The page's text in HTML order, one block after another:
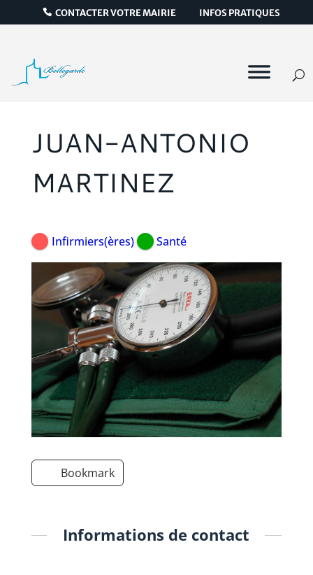
CONTACTER VOTRE MAIRIE INFOS PRATIQUES
JUAN-ANTONIO
MARTINEZ
Infirmiers(ères) Santé
Bookmark
Informations de contact